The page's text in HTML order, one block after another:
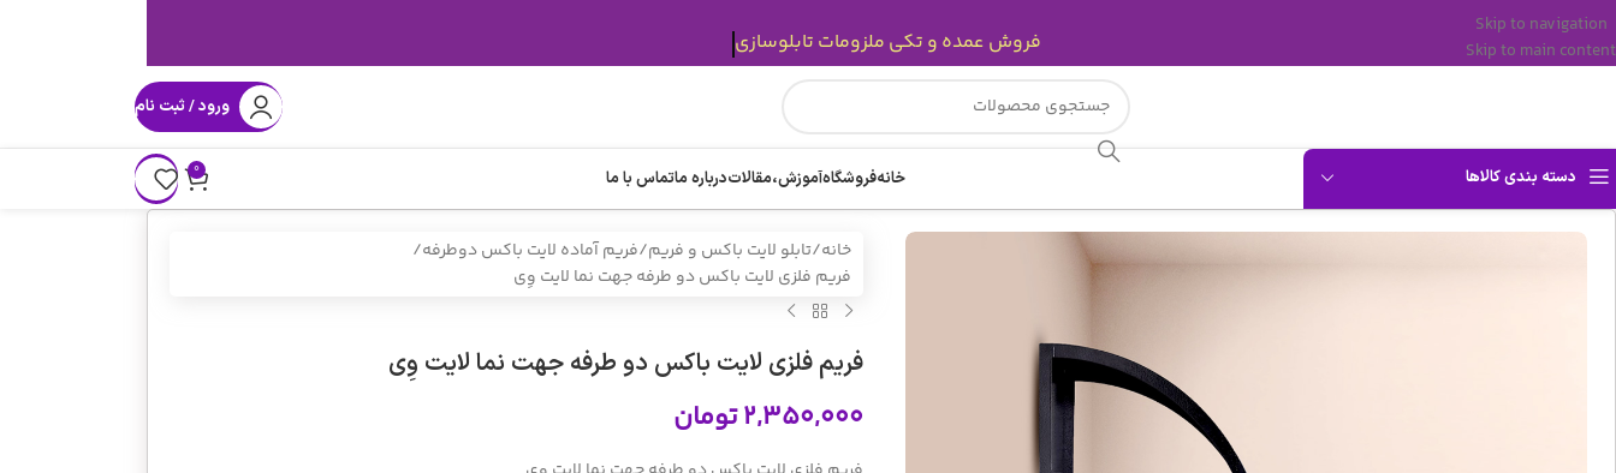
Skip to navigation
Skip to main content
ورود / ثبت نام
دسته بندی کالاها خانهفروشگاهآموزش،مقالاتدرباره ماتماس با ما 0
خانه تابلو لایت باکس و فریم فریم آماده لایت باکس دوطرفه
فریم فلزی لایت باکس دو طرفه جهت نما لایت وِی
فریم فلزی لایت باکس دو طرفه جهت نما لایت وِی
۲,۳۵۰,۰۰۰تومان
قیمت ها بروز میباشد.